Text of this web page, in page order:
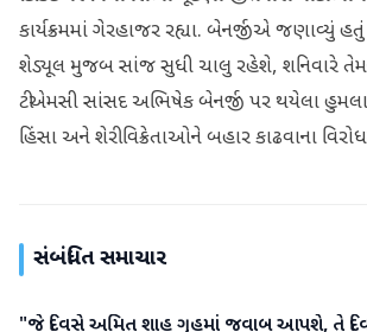
કાર્યક્રમમાં ગેરહાજર રહ્યા. બેનર્જીએ જણાવ્યું હતું
શેડ્યૂલ મુજબ સાંજ સુધી ચાલુ રહેશે, શનિવારે
ટીએમસી સાંસદ અભિષેક બેનર્જી પર થયેલા
હિંસા અને શેરી વિક્રેતાઓને બહાર કાઢવાના
સંબંધિત સમાચાર
રાજકારણ
"જે દિવસે અમિત શાહ ગૃહમાં જવાબ આપશે, તે